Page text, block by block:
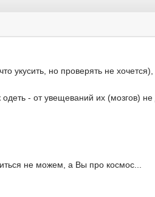
укусить, но проверять не
- от увещеваний их (мозгов) не
не можем, а Вы про космос...